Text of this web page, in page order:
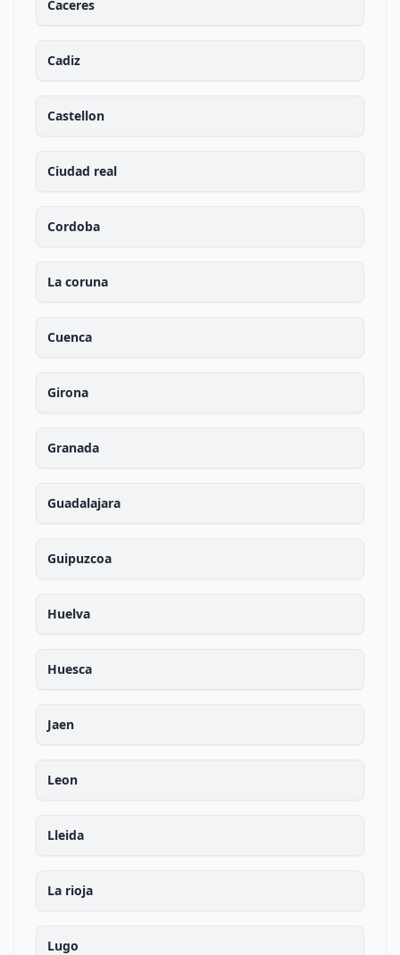
Caceres
Cadiz
Castellon
Ciudad real
Cordoba
La coruna
Cuenca
Girona
Granada
Guadalajara
Guipuzcoa
Huelva
Huesca
Jaen
Leon
Lleida
La rioja
Lugo